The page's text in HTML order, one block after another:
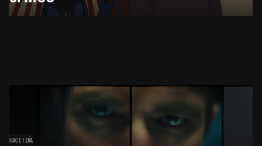
HACE 1 DÍA